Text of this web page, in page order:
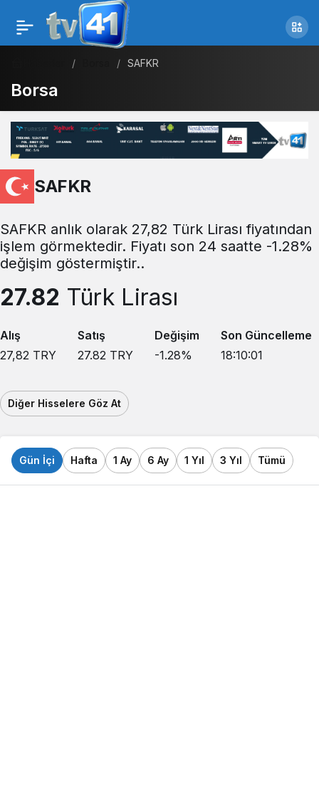
SAFKR
Borsa
SAFKR
SAFKR anlık olarak 27,82 Türk Lirası fiyatından
işlem görmektedir. Fiyatı son 24 saatte -1.28%
değişim göstermiştir..
27.82 Türk Lirası
Alış
27,82 TRY
Satış
27.82 TRY
Değişim
-1.28%
Son Güncelleme
18:10:01
Diğer Hisselere Göz At
Gün İçi Hafta 1 Ay 6 Ay 1 Yıl 3 Yıl Tümü